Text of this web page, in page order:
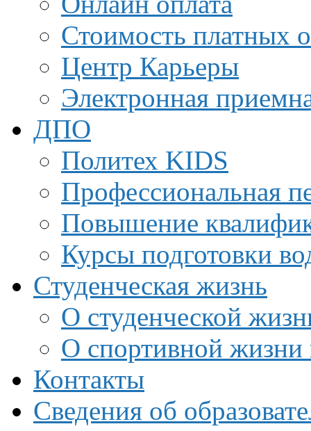
Стоимость платных
Центр Карьеры
Электронная
ДПО
Политех KIDS
Профессиональная
Повышение
Курсы подготовки
Студенческая жизнь
О студенческой
О спортивной жизни
Контакты
Сведения об